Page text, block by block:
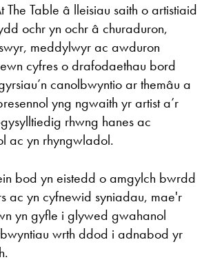
The Table â lleisiau saith o artistiaid
ochr yn ochr â churaduron,
meddylwyr ac awduron
cyfres o drafodaethau bord
canolbwyntio ar themâu a
yng ngwaith yr artist a’r
rhwng hanes ac
ac yn rhyngwladol.
bod yn eistedd o amgylch bwrdd
ac yn cyfnewid syniadau, mae'r
yn gyfle i glywed gwahanol
wrth ddod i adnabod yr